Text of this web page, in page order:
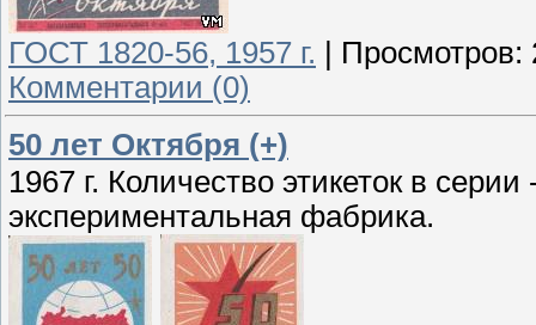
ГОСТ 1820-56, 1957 г. Просмотров:
Комментарии (0)
50 лет Октября (+)
1967 г. Количество этикеток в
экспериментальная фабрика.